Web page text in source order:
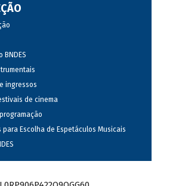
BNDES
ingressos
de cinema
para Escolha de Espetáculos Musicais